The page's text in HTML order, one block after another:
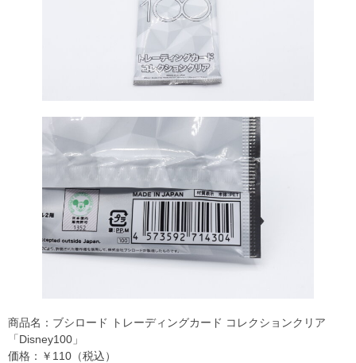
商品名：ブシロード トレーディングカード コレクションクリア
「Disney100」
価格：￥110（税込）